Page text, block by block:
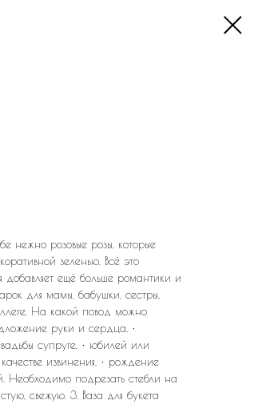
нежно розовые розы, которые
зеленью. Всё это
добавляет ещё больше романтики и
для мамы, бабушки, сестры,
На какой повод можно
руки и сердца, •
супруге, • юбилей или
извинения, • рождение
Необходимо подрезать стебли на
свежую. 3. Ваза для букета